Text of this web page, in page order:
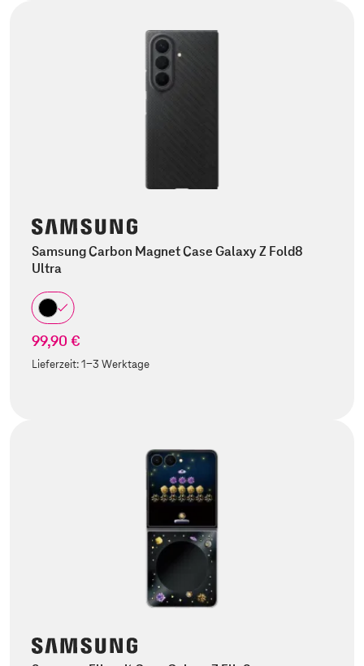
Samsung Carbon Magnet Case Galaxy Z Fold8
Ultra
99,90 €
Lieferzeit:1-3 Werktage